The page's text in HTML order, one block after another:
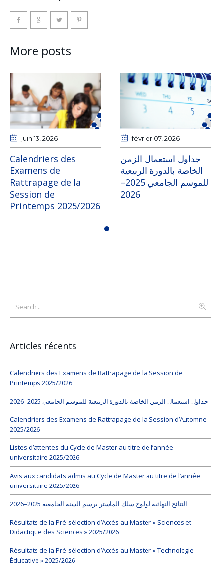
More posts
juin 13 , 2026
Calendriers des
Examens de
Rattrapage de la
Session de
Printemps 2025/2026
février 07, 2026
جداول استعمال الزمن
الخاصة بالدورة الربيعية
للموسم الجامعي 2025–
2026
Articles récents
Calendriers des Examens de Rattrapage de la Session de
Printemps 2025/2026
جداول استعمال الزمن الخاصة بالدورة الربيعية للموسم الجامعي 2025–2026
Calendriers des Examens de Rattrapage de la Session d’Automne
2025/2026
Listes d’attentes du Cycle de Master au titre de l’année
universitaire 2025/2026
Avis aux candidats admis au Cycle de Master au titre de l’année
universitaire 2025/2026
النتائج النهائية لولوج سلك الماستر برسم السنة الجامعية 2025–2026
Résultats de la Pré-sélection d’Accès au Master « Sciences et
Didactique des Sciences » 2025/2026
Résultats de la Pré-sélection d’Accès au Master « Technologie
Éducative » 2025/2026